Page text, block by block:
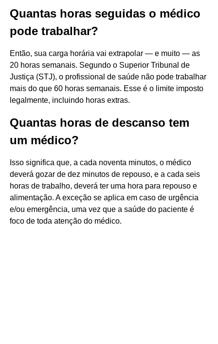
Quantas horas seguidas o médico
pode trabalhar?
Então, sua carga horária vai extrapolar — e muito — as
20 horas semanais. Segundo o Superior Tribunal de
Justiça (STJ), o profissional de saúde não pode trabalhar
mais do que 60 horas semanais. Esse é o limite imposto
legalmente, incluindo horas extras.
Quantas horas de descanso tem
um médico?
Isso significa que, a cada noventa minutos, o médico
deverá gozar de dez minutos de repouso, e a cada seis
horas de trabalho, deverá ter uma hora para repouso e
alimentação. A exceção se aplica em caso de urgência
e/ou emergência, uma vez que a saúde do paciente é
foco de toda atenção do médico.